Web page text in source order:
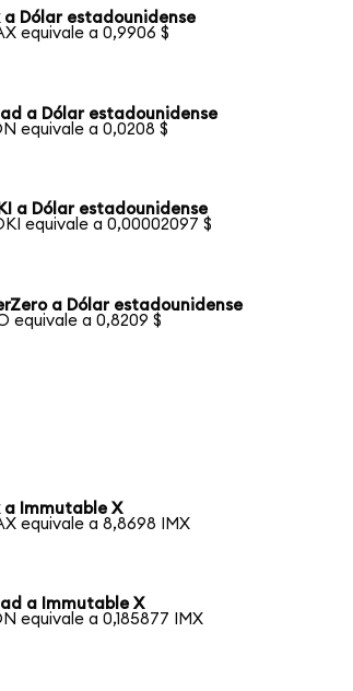
a Dólar estadounidense
equivale a 0,9906 $
a Dólar estadounidense
equivale a 0,0208 $
a Dólar estadounidense
equivale a 0,00002097 $
a Dólar estadounidense
equivale a 0,8209 $
a Immutable X
equivale a 8,8698 IMX
a Immutable X
equivale a 0,185877 IMX